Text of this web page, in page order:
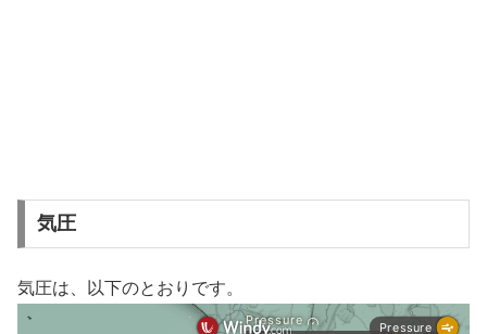
気圧
気圧は、以下のとおりです。